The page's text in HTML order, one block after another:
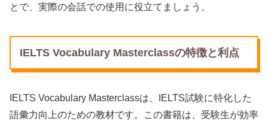
とで、実際の会話での使用に役立てましょう。
IELTS Vocabulary Masterclassの特徴と利点
IELTS Vocabulary Masterclassは、IELTS試験に特化した
語彙力向上のための教材です。この書籍は、受験生が効率